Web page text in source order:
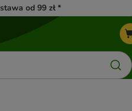
od 99 zł *